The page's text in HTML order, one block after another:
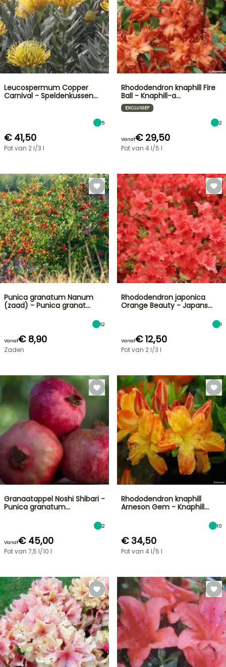
Leucospermum Copper
Carnival - Speldenkussen…
5
€ 41,50
Pot van 2 l/3 l
Rhododendron knaphill Fire
Ball - Knaphill-a…
EXCLUSIEF
2
Vanaf€ 29,50
Pot van 4 l/5 l
Punica granatum Nanum
(zaad) - Punica granat…
12
Vanaf€ 8,90
Zaden
Rhododendron japonica
Orange Beauty - Japans…
1
Vanaf€ 12,50
Pot van 2 l/3 l
Granaatappel Noshi Shibari -
Punica granatum…
2
Vanaf€ 45,00
Pot van 7,5 l/10 l
Rhododendron knaphill
Arneson Gem - Knaphill…
10
€ 34,50
Pot van 4 l/5 l